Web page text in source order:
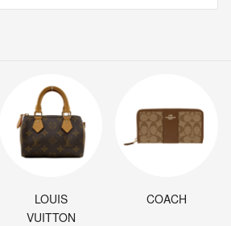
LOUIS
VUITTON
COACH